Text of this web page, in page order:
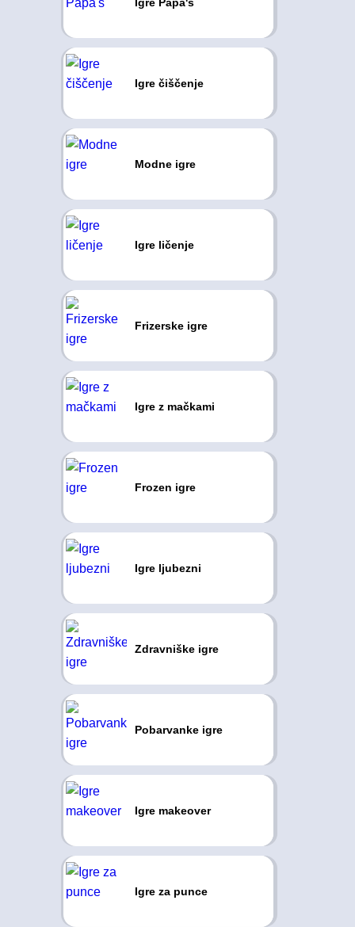
Igre čiščenje
Modne igre
Igre ličenje
Frizerske igre
Igre z mačkami
Frozen igre
Igre ljubezni
Zdravniške igre
Pobarvanke igre
Igre makeover
Igre za punce